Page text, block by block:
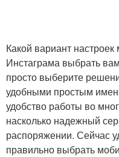
Какой вариант
Инстаграма выбрать
просто выберите
удобными простым
удобство работы во
насколько надежный
распоряжении. Сейчас
правильно выбрать